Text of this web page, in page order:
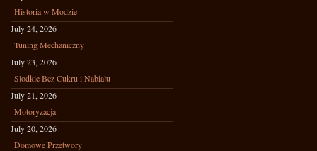
Historia w Modzie
July 24, 2026
Tuning Mechaniczny
July 23, 2026
Słodkie Bez Cukru i Nabiału
July 21, 2026
Motoryzacja
July 20, 2026
Domowe Przetwory